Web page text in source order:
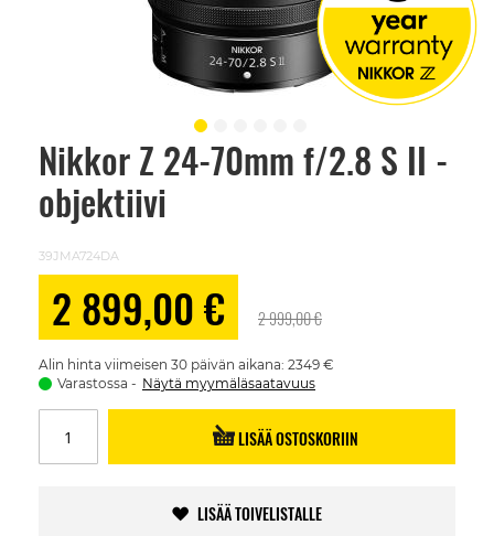
Nikkor Z 24-70mm f/2.8 S II -
objektiivi
39JMA724DA
2 899,00 € 2 999,00 €
Alin hinta viimeisen 30 päivän aikana: 2349 €
Varastossa
Näytä myymäläsaatavuus
LISÄÄ OSTOSKORIIN
LISÄÄ TOIVELISTALLE
Skip
beginning
images
gallery